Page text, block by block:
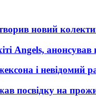
новий
Angels, анонсував
і невідомий
посвідку на